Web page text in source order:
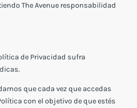
The Avenue responsabilidad
de Privacidad sufra
que cada vez que accedas
con el objetivo de que estés